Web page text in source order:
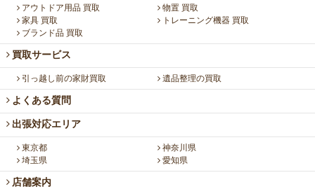
アウトドア用品 買取
物置 買取
家具 買取
トレーニング機器 買取
ブランド品 買取
買取サービス
引っ越し前の家財買取 遺品整理の買取
よくある質問
出張対応エリア
東京都
神奈川県
埼玉県
愛知県
店舗案内